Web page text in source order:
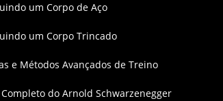
um Corpo de Aço
um Corpo Trincado
e Métodos Avançados de Treino
do Arnold Schwarzenegger